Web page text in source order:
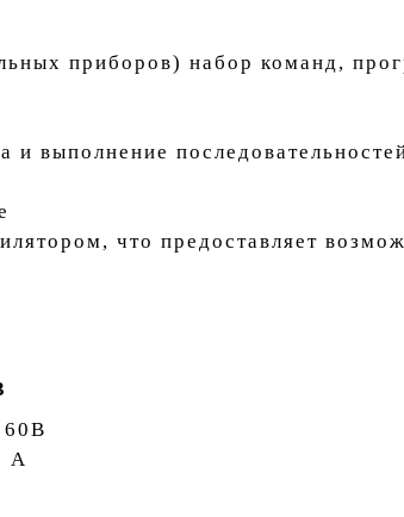
приборов) набор команд,
выполнение
что предоставляет
A